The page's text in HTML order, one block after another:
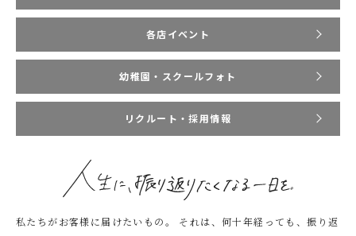
各店イベント
幼稚園・スクールフォト
リクルート・採用情報
私たちがお客様に届けたいもの。
それは、何十年経っても、振り返